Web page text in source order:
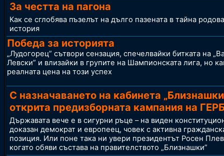
За честта на пагона
Как се сглобява пъзелът на дълго пазената в тайна родова
история
Победа за историята
„Лудогорец” сътвори сензация, спечелвайки битката на
Левски” и влизайки в групите на Шампионската лига, но
реалната цена на този успех
С назначаването на кабинета
открита предизборната кампания на
Държавата вече е в сигурни ръце – на виден
доказан демократ и европеец, човек с активна
позиция. Или поне така ни увери президентът Росен
когато обяви състава на правителството „Близнашки”